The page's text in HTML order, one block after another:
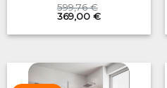
599,76€
Original
price
was:
369,00 €Current
is: